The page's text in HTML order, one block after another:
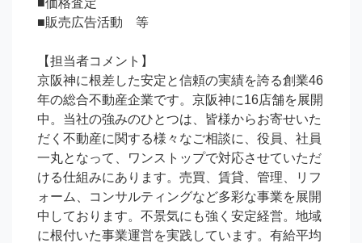
■価格査定
■販売広告活動　等
【担当者コメント】
京阪神に根差した安定と信頼の実績を誇る創業46
年の総合不動産企業です。京阪神に16店舗を展開
中。当社の強みのひとつは、皆様からお寄せいた
だく不動産に関する様々なご相談に、役員、社員
一丸となって、ワンストップで対応させていただ
ける仕組みにあります。売買、賃貸、管理、リフ
ォーム、コンサルティングなど多彩な事業を展開
中しております。不景気にも強く安定経営。地域
に根付いた事業運営を実践しています。有給平均